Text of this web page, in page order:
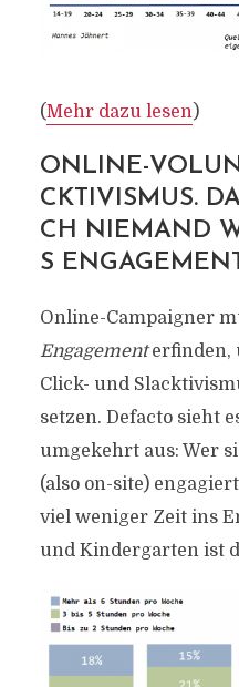
(Mehr dazu lesen)
ONLINE-
CKTIVISMUS.
CH NIEMAND
S
Online-Campaigner
Engagementerfinden,
Click- und
setzen. Defacto sieht
umgekehrt aus: Wer
(also on-site)
viel weniger Zeit ins
und Kindergarten ist